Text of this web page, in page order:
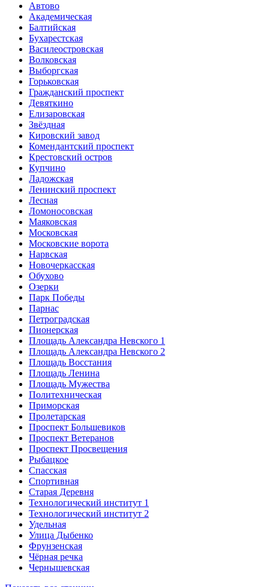
Автово
Академическая
Балтийская
Бухарестская
Василеостровская
Волковская
Выборгская
Горьковская
Гражданский проспект
Девяткино
Елизаровская
Звёздная
Кировский завод
Комендантский проспект
Крестовский остров
Купчино
Ладожская
Ленинский проспект
Лесная
Ломоносовская
Маяковская
Московская
Московские ворота
Нарвская
Новочеркасская
Обухово
Озерки
Парк Победы
Парнас
Петроградская
Пионерская
Площадь Александра Невского 1
Площадь Александра Невского 2
Площадь Восстания
Площадь Ленина
Площадь Мужества
Политехническая
Приморская
Пролетарская
Проспект Большевиков
Проспект Ветеранов
Проспект Просвещения
Рыбацкое
Спасская
Спортивная
Старая Деревня
Технологический институт 1
Технологический институт 2
Удельная
Улица Дыбенко
Фрунзенская
Чёрная речка
Чернышевская